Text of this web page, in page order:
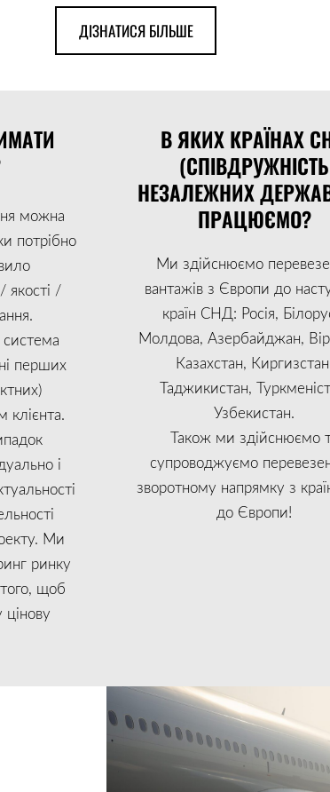
​ДІЗНАТИСЯ БІЛЬШЕ​
можна
потрібно
якості /
перших
клієнта.
і
Ми
ринку
щоб
В ЯКИХ КРАЇНАХ
(СПІВДРУЖНІСТЬ
НЕЗАЛЕЖНИХ
ПРАЦЮЄМО?
Ми здійснюємо
вантажів з Європи до
країн СНД: Росія,
Молдова, Азербайджан,
Казахстан,
Таджикистан,
Узбекистан.
Також ми здійснюємо
супроводжуємо
зворотному напрямку з
до Європи!